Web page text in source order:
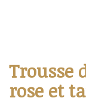
Trousse
rose et